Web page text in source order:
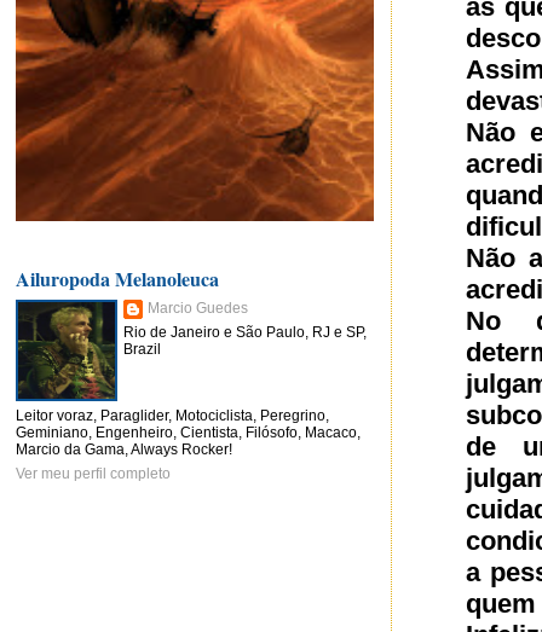
as
Não
Não
No
de
a
Ailuropoda Melanoleuca
Marcio Guedes
Rio de Janeiro e São Paulo, RJ e SP,
Brazil
Leitor voraz, Paraglider, Motociclista, Peregrino,
Geminiano, Engenheiro, Cientista, Filósofo, Macaco,
Marcio da Gama, Always Rocker!
Ver meu perfil completo